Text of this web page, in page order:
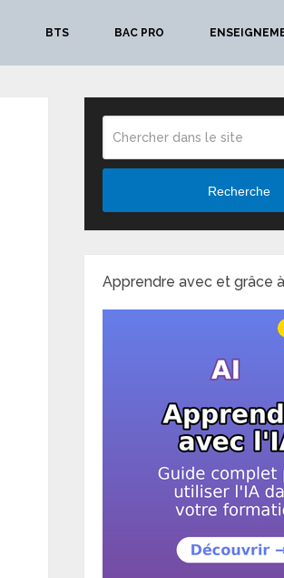
BTS BAC PRO
Recherche
Apprendre avec et grâce à